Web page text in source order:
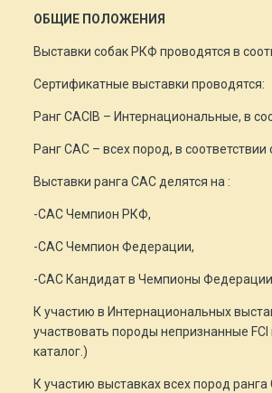
ОБЩИЕ ПОЛОЖЕНИЯ
Выставки собак РКФ проводятся в
Сертификатные выставки проводятся:
Ранг CACIB – Интернациональные, в
Ранг САС – всех пород, в
Выставки ранга САС делятся на :
-САС Чемпион РКФ,
-САС Чемпион Федерации,
-САС Кандидат в Чемпионы Федерации
К участию в Интернациональных
участвовать породы непризнанные
каталог.)
К участию выставках всех пород